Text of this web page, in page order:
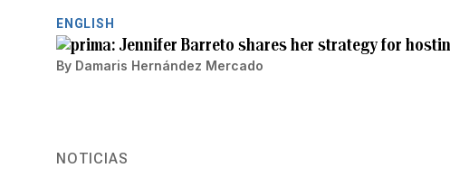
ENGLISH
Jennifer Barreto shares her strategy for
By Damaris Hernández Mercado
NOTICIAS